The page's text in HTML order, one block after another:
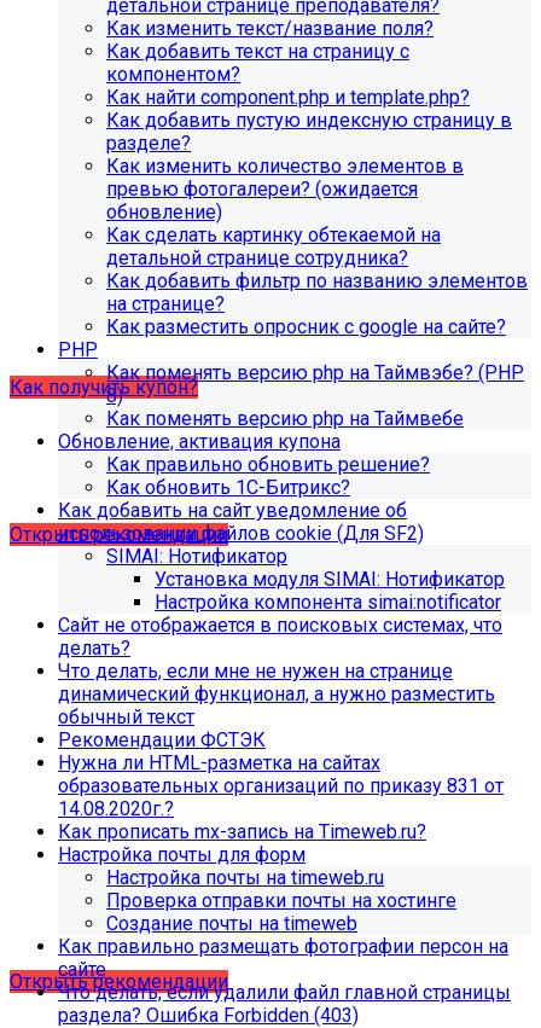
[MP_LICENSE_VIOLATION] В вашу лицензию не входит
модуль SIMAI-SF4: Сведения об образовательной
организации (simai.sveden)
В связи с новыми требованиями Приказа 1493
Рособнадзора нами были внесены изменения в
поставку готовых решений для образовательных
организаций.
Теперь в сборку готовых решений для образовательных
организаций входит модуль SIMAI-SF4: Сведения об
образовательной организации (simai.sveden). Для
корректной работы модуля необходимо активировать
купон на него.
Как получить купон?
Что делать, если на хостинге не
хватает места?
Открыть рекомендации
Рекомендации по безопасности
сайта
Открыть рекомендации
детальной странице преподавателя?
Как изменить текст/название поля?
Как добавить текст на страницу с
компонентом?
Как найти component.php и template.php?
Как добавить пустую индексную страницу в
разделе?
Как изменить количество элементов в
превью фотогалереи? (ожидается
обновление)
Как сделать картинку обтекаемой на
детальной странице сотрудника?
Как добавить фильтр по названию элементов
на странице?
Как разместить опросник с google на сайте?
PHP
Как поменять версию php на Таймвэбе? (PHP
8)
Как поменять версию php на Таймвебе
Обновление, активация купона
Как правильно обновить решение?
Как обновить 1С-Битрикс?
Как добавить на сайт уведомление об
использовании файлов cookie (Для SF2)
SIMAI: Нотификатор
Установка модуля SIMAI: Нотификатор
Настройка компонента simai:notificator
Сайт не отображается в поисковых системах, что
делать?
Что делать, если мне не нужен на странице
динамический функционал, а нужно разместить
обычный текст
Рекомендации ФСТЭК
Нужна ли HTML-разметка на сайтах
образовательных организаций по приказу 831 от
14.08.2020г.?
Как прописать mx-запись на Timeweb.ru?
Настройка почты для форм
Настройка почты на timeweb.ru
Проверка отправки почты на хостинге
Создание почты на timeweb
Как правильно размещать фотографии персон на
сайте
Что делать, если удалили файл главной страницы
раздела? Ошибка Forbidden (403)